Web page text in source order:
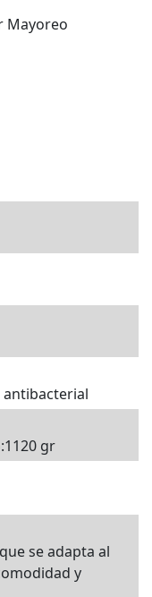
Mayoreo
gr
se adapta al
y